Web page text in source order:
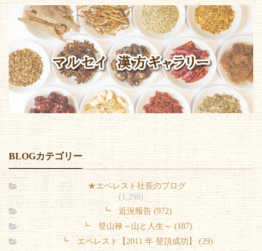
BLOGカテゴリー
★エベレスト社長のブログ
(1,298)
┗ 近況報告 (972)
┗ 登山禄～山と人生～ (187)
┗ エベレスト【2011 年 登頂成功】 (29)